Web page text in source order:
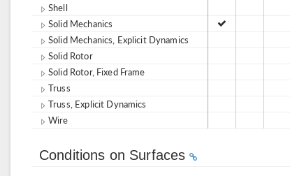
Shell
Solid Mechanics
Solid Mechanics, Explicit Dynamics
Solid Rotor
Solid Rotor, Fixed Frame
Truss
Truss, Explicit Dynamics
Wire
Conditions on Surfaces